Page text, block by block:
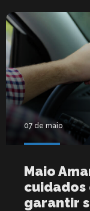
07 de maio
Maio
cuidados
garantir